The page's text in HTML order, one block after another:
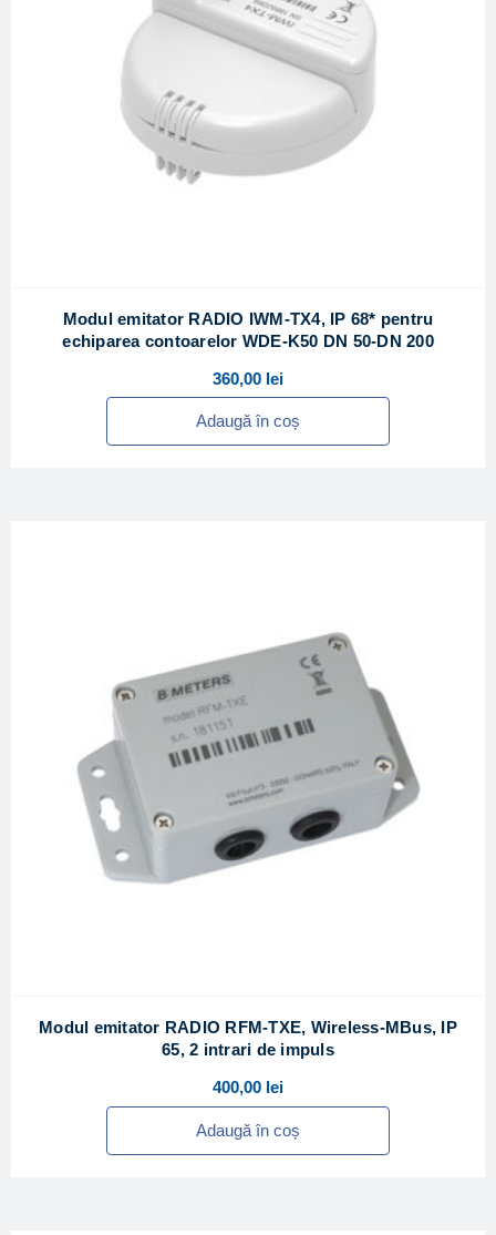
Modul emitator RADIO IWM-TX4, IP 68* pentru
echiparea contoarelor WDE-K50 DN 50-DN 200
360,00 lei
Adaugă în coș
Modul emitator RADIO RFM-TXE, Wireless-MBus, IP
65, 2 intrari de impuls
400,00 lei
Adaugă în coș